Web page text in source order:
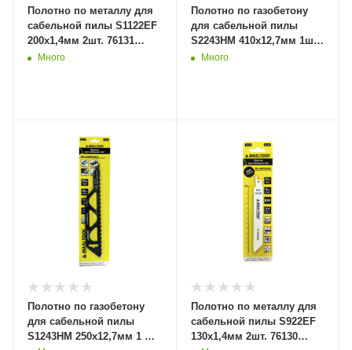
Полотно по металлу для
сабельной пилы S1122EF
200x1,4мм 2шт. 76131
(20/100) MaxiTool
Много
Полотно по газобетону
для сабельной пилы
S2243HM 410x12,7мм 1шт.
76133 (10/100) MaxiTool
Много
Полотно по газобетону
для сабельной пилы
S1243HM 250x12,7мм 1 шт.
Полотно по металлу для
сабельной пилы S922EF
130x1,4мм 2шт. 76130